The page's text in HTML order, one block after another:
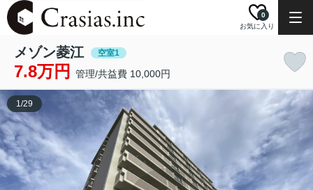
お気に入り
0
メゾン菱江 空室1
7.8万円 管理/共益費 10,000円
1/29